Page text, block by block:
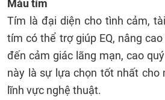
Màu tím
Tím là đại diện cho tình cảm,
tím có thể trợ giúp EQ, nâng
đến cảm giác lãng mạn, cao
này là sự lựa chọn tốt nhất cho
lĩnh vực nghệ thuật.